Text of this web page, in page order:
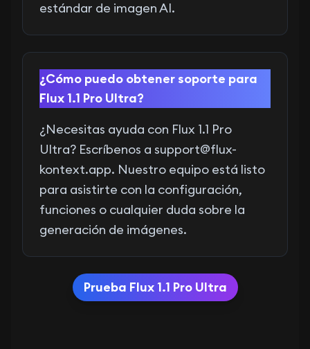
estándar de imagen AI.
¿Cómo puedo obtener soporte para
Flux 1.1 Pro Ultra?
¿Necesitas ayuda con Flux 1.1 Pro
Ultra? Escríbenos a support@flux-
kontext.app. Nuestro equipo está listo
para asistirte con la configuración,
funciones o cualquier duda sobre la
generación de imágenes.
Prueba Flux 1.1 Pro Ultra